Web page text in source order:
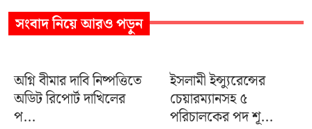
সংবাদনিয়ে আরও পড়ুন
অগ্নি বীমার দাবি নিষ্পত্তিতে
অডিট রিপোর্ট দাখিলের
প...
ইসলামী ইন্স্যুরেন্সের
চেয়ারম্যানসহ ৫
পরিচালকের পদ শূ...